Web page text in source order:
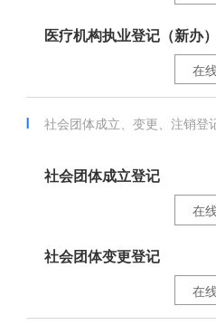
医疗机构执业登记（新办
在
社会团体成立、变更、注销登
社会团体成立登记
在
社会团体变更登记
在